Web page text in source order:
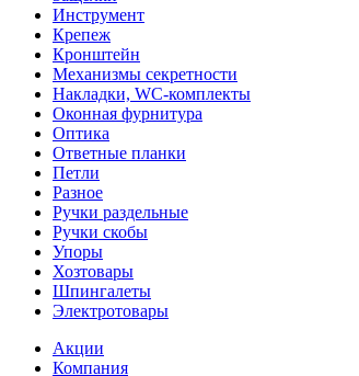
Инструмент
Крепеж
Кронштейн
Механизмы секретности
Накладки, WC-комплекты
Оконная фурнитура
Оптика
Ответные планки
Петли
Разное
Ручки раздельные
Ручки скобы
Упоры
Хозтовары
Шпингалеты
Электротовары
Акции
Компания